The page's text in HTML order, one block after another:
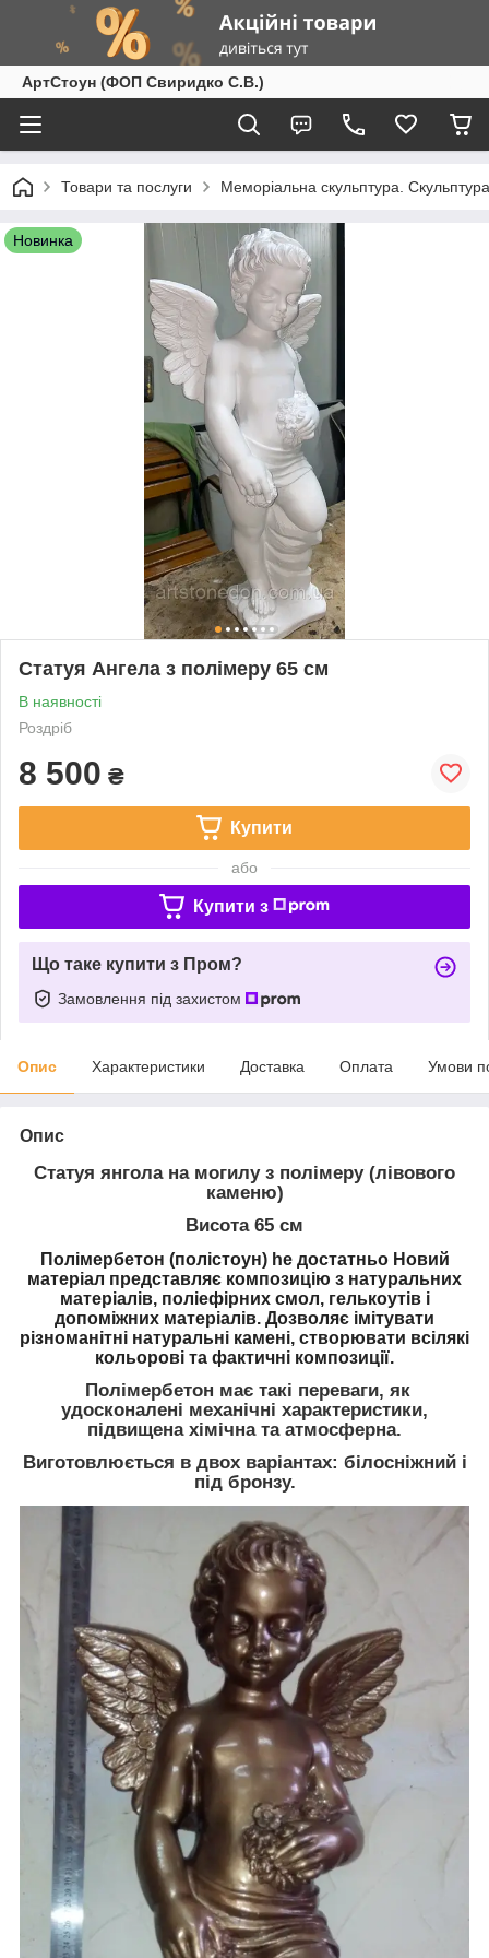
АртСтоун (ФОП Свиридко С.В.)
Товари та послуги Меморіальна скульптура.
Новинка
Статуя Ангела з полімеру 65 см
В наявності
Роздріб
8 500 ₴
Купити
або
Купити з
Що таке купити з Пром?
Замовлення під захистом
Опис Характеристики Доставка Оплата Умови
Опис
Статуя янгола на могилу з полімеру (лівового
каменю)
Висота 65 см
Полімербетон (полістоун) he достатньо Новий
матеріал представляє композицію з натуральних
матеріалів, поліефірних смол, гелькоутів і
допоміжних матеріалів. Дозволяє імітувати
різноманітні натуральні камені, створювати всілякі
кольорові та фактичні композиції.
Полімербетон має такі переваги, як
удосконалені механічні характеристики,
підвищена хімічна та атмосферна.
Виготовлюється в двох варіантах: білосніжний і
під бронзу.